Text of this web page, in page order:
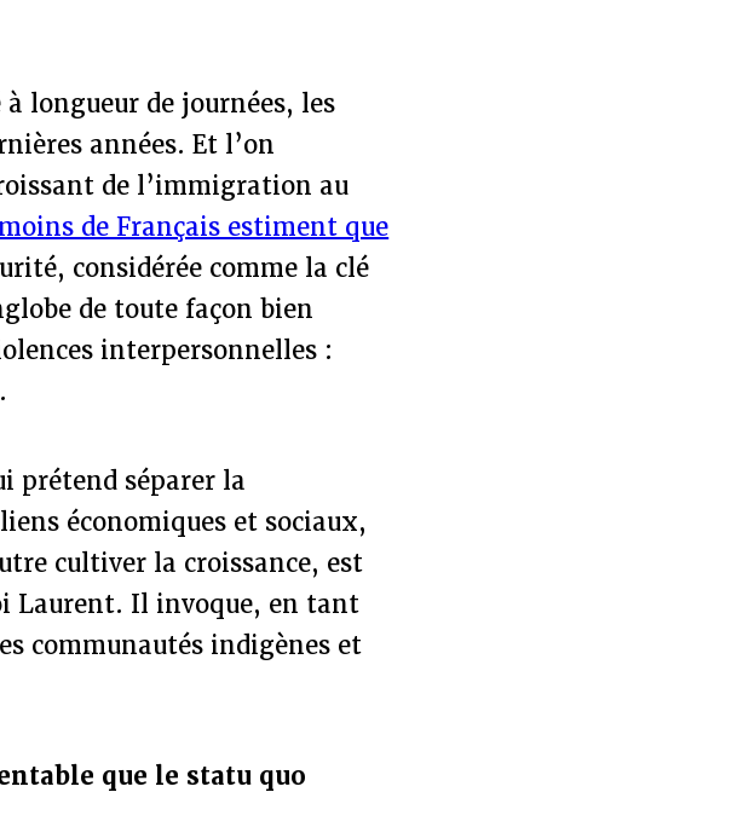
longueur de journées, les
années. Et l’on
de l’immigration au
de Français estiment que
considérée comme la clé
de toute façon bien
interpersonnelles :
prétend séparer la
économiques et sociaux,
cultiver la croissance, est
Laurent. Il invoque, en tant
communautés indigènes et
que le statu quo